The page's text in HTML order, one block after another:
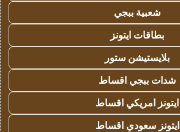
شعبية ببجي
بطاقات ايتونز
بلايستيشن ستور
شدات ببجي اقساط
ايتونز امريكي اقساط
ايتونز سعودي اقساط